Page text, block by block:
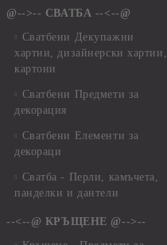
@-->-- СВАТБА --<--@
Сватбени Декупажни
хартии, дизайнерски хартии,
картони
Сватбени Предмети за
декорация
Сватбени Елементи за
декораци
Сватба - Перли, камъчета,
панделки и дантели
--<--@ КРЪЩЕНЕ @-->--